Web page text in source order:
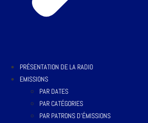
PRÉSENTATION DE LA RADIO
EMISSIONS
PAR DATES
PAR CATÉGORIES
PAR PATRONS D’ÉMISSIONS